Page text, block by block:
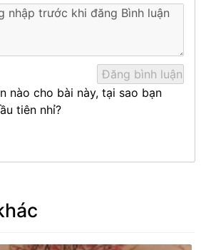
nào cho bài này, tại sao bạn
tiên nhỉ?